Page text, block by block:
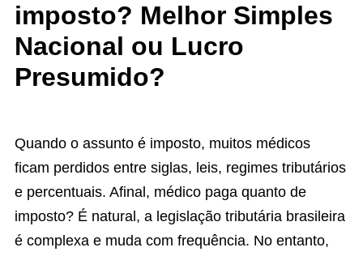
imposto? Melhor Simples
Nacional ou Lucro
Presumido?
Quando o assunto é imposto, muitos médicos
ficam perdidos entre siglas, leis, regimes tributários
e percentuais. Afinal, médico paga quanto de
imposto? É natural, a legislação tributária brasileira
é complexa e muda com frequência. No entanto,